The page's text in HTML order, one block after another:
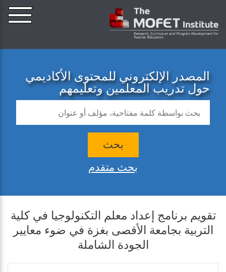
المصدر الإلكتروني للمحتوى الأكاديمي
حول تدريب المعلمين وتعليمهم
بحث
بحث متقدم
تقويم برنامج إعداد معلم التكنولوجيا في كلية
التربية بجامعة الأقصى بغزة في ضوء معايير
الجودة الشاملة